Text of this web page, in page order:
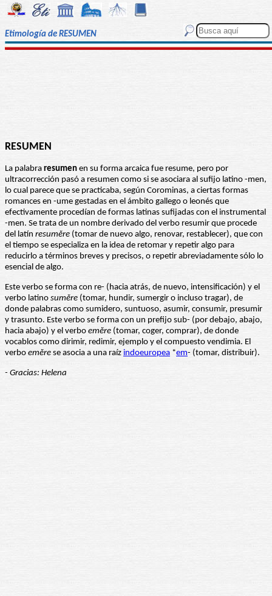
Etimología de RESUMEN
RESUMEN
La palabra resumen en su forma arcaica fue resume, pero por
ultracorrección pasó a resumen como si se asociara al sufijo latino -men,
lo cual parece que se practicaba, según Corominas, a ciertas formas
romances en -ume gestadas en el ámbito gallego o leonés que
efectivamente procedían de formas latinas sufijadas con el instrumental
-men. Se trata de un nombre derivado del verbo resumir que procede
del latín resumĕre (tomar de nuevo algo, renovar, restablecer), que con
el tiempo se especializa en la idea de retomar y repetir algo para
reducirlo a términos breves y precisos, o repetir abreviadamente sólo lo
esencial de algo.
Este verbo se forma con re- (hacia atrás, de nuevo, intensificación) y el
verbo latino sumĕre (tomar, hundir, sumergir o incluso tragar), de
donde palabras como sumidero, suntuoso, asumir, consumir, presumir
y trasunto. Este verbo se forma con un prefijo sub- (por debajo, abajo,
hacia abajo) y el verbo emĕre (tomar, coger, comprar), de donde
vocablos como dirimir, redimir, ejemplo y el compuesto vendimia. El
verbo emĕre se asocia a una raíz indoeuropea *em- (tomar, distribuir).
- Gracias: Helena